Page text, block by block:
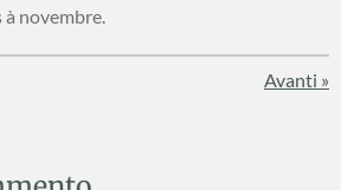
novembre.
Avanti »